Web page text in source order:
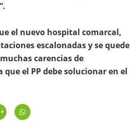
el nuevo hospital comarcal,
escalonadas y se quede
carencias de
el PP debe solucionar en el